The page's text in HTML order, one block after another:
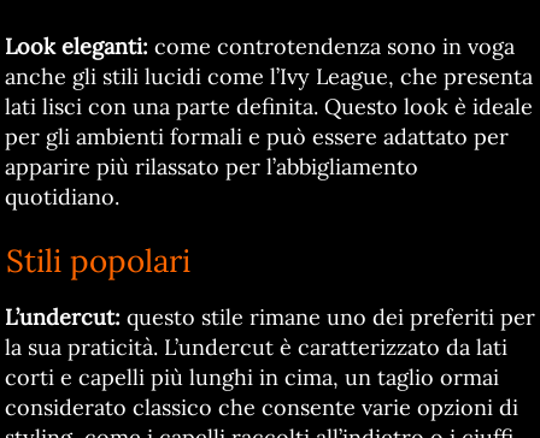
Look eleganti: come controtendenza sono in voga
anche gli stili lucidi come l’Ivy League, che presenta
lati lisci con una parte definita. Questo look è ideale
per gli ambienti formali e può essere adattato per
apparire più rilassato per l’abbigliamento
quotidiano.
Stili popolari
L’undercut: questo stile rimane uno dei preferiti per
la sua praticità. L’undercut è caratterizzato da lati
corti e capelli più lunghi in cima, un taglio ormai
considerato classico che consente varie opzioni di